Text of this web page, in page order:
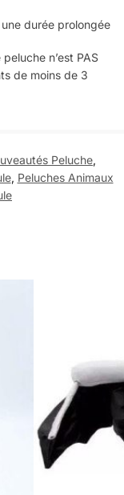
durée prolongée
n’est PAS
de moins de 3
Peluche,
, Peluches Animaux